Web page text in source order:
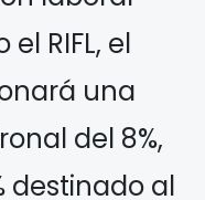
RIFL, el
una
del 8%,
destinado al